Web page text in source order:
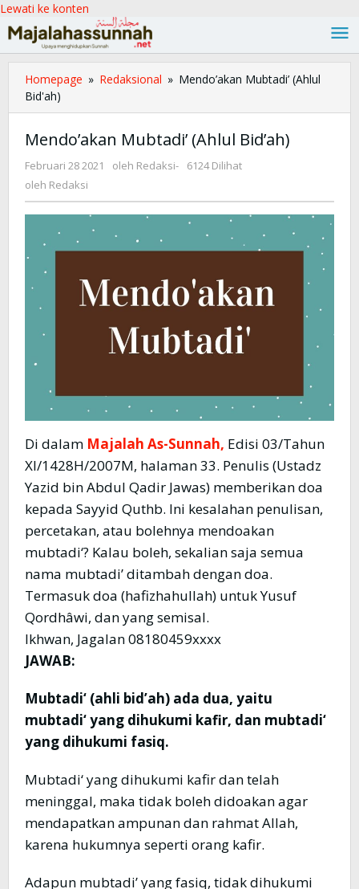
Lewati ke konten
Homepage » Redaksional » Mendo’akan Mubtadi’ (Ahlul
Bid'ah)
Mendo’akan Mubtadi’ (Ahlul Bid’ah)
Februari 28 2021 oleh Redaksi-
6124 Dilihat
oleh Redaksi
Di dalam Majalah As-Sunnah, Edisi 03/Tahun
XI/1428H/2007M, halaman 33. Penulis (Ustadz
Yazid bin Abdul Qadir Jawas) memberikan doa
kepada Sayyid Quthb. Ini kesalahan penulisan,
percetakan, atau bolehnya mendoakan
mubtadi‘? Kalau boleh, sekalian saja semua
nama mubtadi’ ditambah dengan doa.
Termasuk doa (hafizhahullah) untuk Yusuf
Qordhâwi, dan yang semisal.
Ikhwan, Jagalan 08180459xxxx
JAWAB:
Mubtadi‘ (ahli bid’ah) ada dua, yaitu
mubtadi‘ yang dihukumi kafir, dan mubtadi‘
yang dihukumi fasiq.
Mubtadi‘ yang dihukumi kafir dan telah
meninggal, maka tidak boleh didoakan agar
mendapatkan ampunan dan rahmat Allah,
karena hukumnya seperti orang kafir.
Adapun mubtadi’ yang fasiq, tidak dihukumi